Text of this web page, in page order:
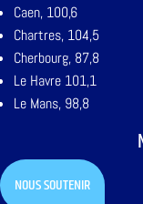
Caen, 100,6
Chartres, 104,5
Cherbourg, 87,8
Le Havre 101,1
Le Mans, 98,8
NOUS SOUTENIR